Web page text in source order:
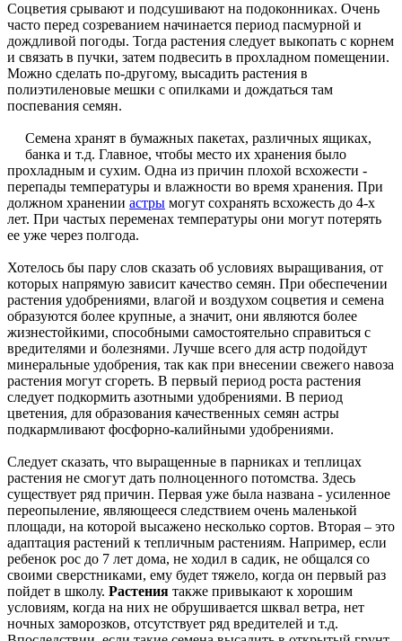
Соцветия срывают и подсушивают на подоконниках. Очень
часто перед созреванием начинается период пасмурной и
дождливой погоды. Тогда растения следует выкопать с корнем
и связать в пучки, затем подвесить в прохладном помещении.
Можно сделать по-другому, высадить растения в
полиэтиленовые мешки с опилками и дождаться там
поспевания семян.
Семена хранят в бумажных пакетах, различных ящиках,
банка и т.д. Главное, чтобы место их хранения было
прохладным и сухим. Одна из причин плохой всхожести -
перепады температуры и влажности во время хранения. При
должном хранении астры могут сохранять всхожесть до 4-х
лет. При частых переменах температуры они могут потерять
ее уже через полгода.
Хотелось бы пару слов сказать об условиях выращивания, от
которых напрямую зависит качество семян. При обеспечении
растения удобрениями, влагой и воздухом соцветия и семена
образуются более крупные, а значит, они являются более
жизнестойкими, способными самостоятельно справиться с
вредителями и болезнями. Лучше всего для астр подойдут
минеральные удобрения, так как при внесении свежего навоза
растения могут сгореть. В первый период роста растения
следует подкормить азотными удобрениями. В период
цветения, для образования качественных семян астры
подкармливают фосфорно-калийными удобрениями.
Следует сказать, что выращенные в парниках и теплицах
растения не смогут дать полноценного потомства. Здесь
существует ряд причин. Первая уже была названа - усиленное
переопыление, являющееся следствием очень маленькой
площади, на которой высажено несколько сортов. Вторая – это
адаптация растений к тепличным растениям. Например, если
ребенок рос до 7 лет дома, не ходил в садик, не общался со
своими сверстниками, ему будет тяжело, когда он первый раз
пойдет в школу. Растения также привыкают к хорошим
условиям, когда на них не обрушивается шквал ветра, нет
ночных заморозков, отсутствует ряд вредителей и т.д.